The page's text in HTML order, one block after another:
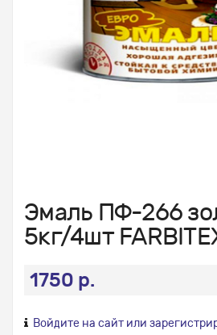
Эмаль ПФ-266
5кг/4шт
1750 р.
Войдите на сайт или